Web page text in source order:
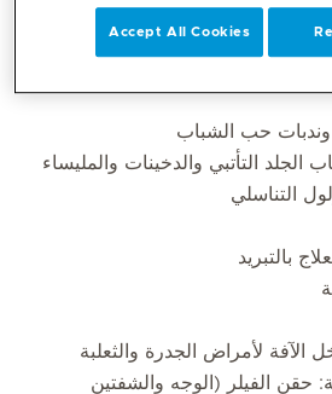
حب الشباب
الجلد التأتبي والدخينات والمليساء
التناسلي
بالتبريد
الآفة لأمراض الجدرة والثعلبة
حقن الفيلر (الوجه والشفتين
Accept All Cookies